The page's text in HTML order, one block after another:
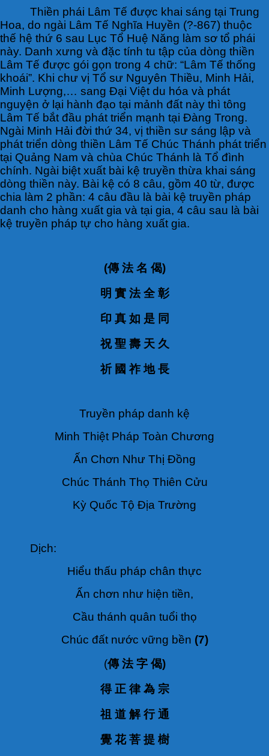
Thiền phái Lâm Tế được khai sáng tại Trung
Hoa, do ngài Lâm Tế Nghĩa Huyền (?-867) thuộc
thế hệ thứ 6 sau Lục Tổ Huệ Năng làm sơ tổ phái
này. Danh xưng và đặc tính tu tập của dòng thiền
Lâm Tế được gói gọn trong 4 chữ: “Lâm Tế thống
khoái”. Khi chư vị Tổ sư Nguyên Thiều, Minh Hải,
Minh Lượng,… sang Đại Việt du hóa và phát
nguyện ở lại hành đạo tại mảnh đất này thì tông
Lâm Tế bắt đầu phát triển mạnh tại Đàng Trong.
Ngài Minh Hải đời thứ 34, vị thiền sư sáng lập và
phát triển dòng thiền Lâm Tế Chúc Thánh phát triển
tại Quảng Nam và chùa Chúc Thánh là Tổ đình
chính. Ngài biệt xuất bài kệ truyền thừa khai sáng
dòng thiền này. Bài kệ có 8 câu, gồm 40 từ, được
chia làm 2 phần: 4 câu đầu là bài kệ truyền pháp
danh cho hàng xuất gia và tại gia, 4 câu sau là bài
kệ truyền pháp tự cho hàng xuất gia.
(傳 法 名 偈)
明 實 法 全 彰
印 真 如 是 同
祝 聖 壽 天 久
祈 國 祚 地 長
Truyền pháp danh kệ
Minh Thiệt Pháp Toàn Chương
Ấn Chơn Như Thị Đồng
Chúc Thánh Thọ Thiên Cửu
Kỳ Quốc Tộ Địa Trường
Dịch:
Hiểu thấu pháp chân thực
Ấn chơn như hiện tiền,
Cầu thánh quân tuổi thọ
Chúc đất nước vững bền (7)
(傳 法 字 偈)
得 正 律 為 宗
祖 道 解 行 通
覺 花 菩 提 樹